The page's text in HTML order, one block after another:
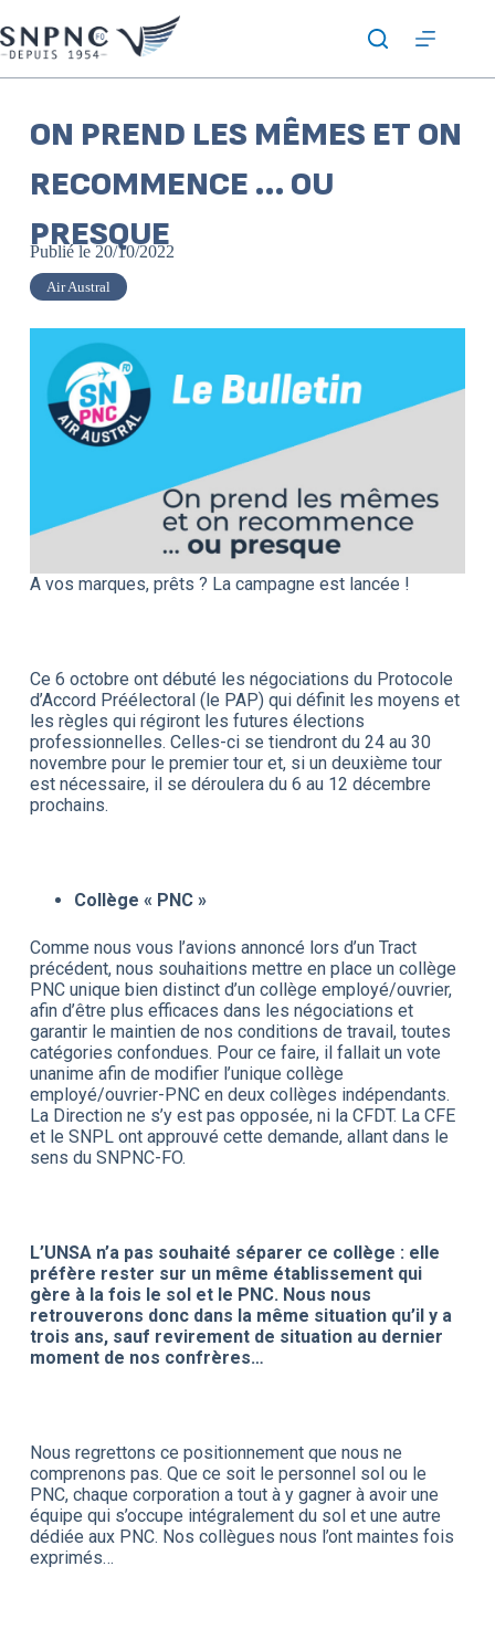
ON PREND LES MÊMES ET ON
RECOMMENCE … OU
PRESQUE
Publié le 20/10/2022
Air Austral
A vos marques, prêts ? La campagne est lancée !
Ce 6 octobre ont débuté les négociations du Protocole
d’Accord Préélectoral (le PAP) qui définit les moyens et
les règles qui régiront les futures élections
professionnelles. Celles-ci se tiendront du 24 au 30
novembre pour le premier tour et, si un deuxième tour
est nécessaire, il se déroulera du 6 au 12 décembre
prochains.
Collège « PNC »
Comme nous vous l’avions annoncé lors d’un Tract
précédent, nous souhaitions mettre en place un collège
PNC unique bien distinct d’un collège employé/ouvrier,
afin d’être plus efficaces dans les négociations et
garantir le maintien de nos conditions de travail, toutes
catégories confondues. Pour ce faire, il fallait un vote
unanime afin de modifier l’unique collège
employé/ouvrier-PNC en deux collèges indépendants.
La Direction ne s’y est pas opposée, ni la CFDT. La CFE
et le SNPL ont approuvé cette demande, allant dans le
sens du SNPNC-FO.
L’UNSA n’a pas souhaité séparer ce collège : elle
préfère rester sur un même établissement qui
gère à la fois le sol et le PNC. Nous nous
retrouverons donc dans la même situation qu’il y a
trois ans, sauf revirement de situation au dernier
moment de nos confrères…
Nous regrettons ce positionnement que nous ne
comprenons pas. Que ce soit le personnel sol ou le
PNC, chaque corporation a tout à y gagner à avoir une
équipe qui s’occupe intégralement du sol et une autre
dédiée aux PNC. Nos collègues nous l’ont maintes fois
exprimés…